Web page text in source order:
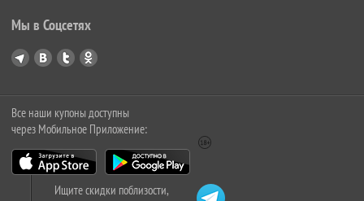
Мы в Соцсетях
Все наши купоны доступны
через Мобильное Приложение:
Ищите скидки поблизости,